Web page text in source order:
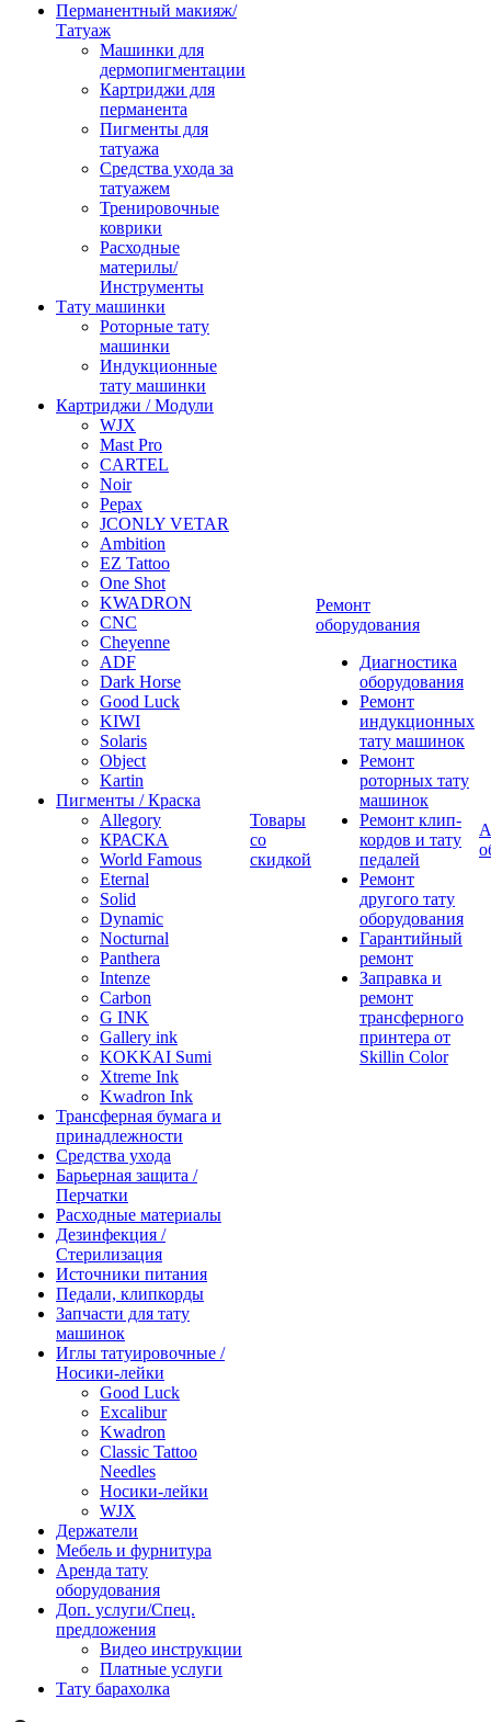
Перманентный макияж/
Татуаж
Машинки для
дермопигментации
Картриджи для
перманента
Пигменты для
татуажа
Средства ухода за
татуажем
Тренировочные
коврики
Расходные
материлы/
Инструменты
Тату машинки
Роторные тату
машинки
Индукционные
тату машинки
Картриджи / Модули
WJX
Mast Pro
CARTEL
Noir
Pepax
JCONLY VETAR
Ambition
EZ Tattoo
One Shot
KWADRON
CNC
Cheyenne
ADF
Dark Horse
Good Luck
KIWI
Solaris
Object
Kartin
Пигменты / Краска
Allegory
КРАСКА
World Famous
Eternal
Solid
Dynamic
Nocturnal
Panthera
Intenze
Carbon
G INK
Gallery ink
KOKKAI Sumi
Xtreme Ink
Kwadron Ink
Трансферная бумага и
принадлежности
Средства ухода
Барьерная защита /
Перчатки
Расходные материалы
Дезинфекция /
Стерилизация
Источники питания
Педали, клипкорды
Запчасти для тату
машинок
Иглы татуировочные /
Носики-лейки
Good Luck
Excalibur
Kwadron
Classic Tattoo
Needles
Носики-лейки
WJX
Держатели
Мебель и фурнитура
Аренда тату
оборудования
Доп. услуги/Спец.
предложения
Видео инструкции
Платные услуги
Тату барахолка
Товары
со
скидкой
Ремонт
оборудования
Диагностика
оборудования
Ремонт
индукционных
тату машинок
Ремонт
роторных тату
машинок
Ремонт клип-
кордов и тату
педалей
Ремонт
другого тату
оборудования
Гарантийный
ремонт
Заправка и
ремонт
трансферного
принтера от
Skillin Color